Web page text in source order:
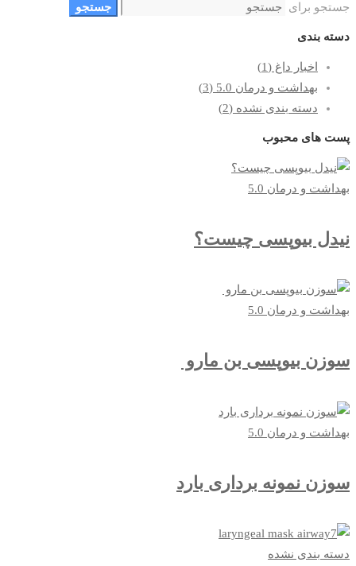
جستجو برای جستجو
دسته بندی
اخبار داغ (1)
بهداشت و درمان 5.0
(3)
دسته بندی نشده (2)
پست های محبوب
بهداشت و درمان 5.0
نیدل بیوپسی چیست؟
بهداشت و درمان 5.0
سوزن بیوپسی بن مارو
بهداشت و درمان 5.0
سوزن نمونه‌ برداری بارد
دسته بندی نشده